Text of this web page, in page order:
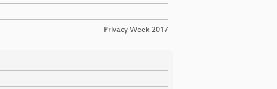
Privacy Week 2017